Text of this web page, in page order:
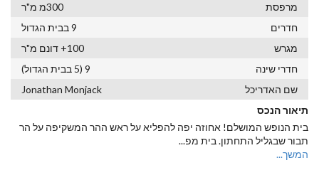
מרפסת
300מ מ"ר
חדרים
9 בבית הגדול
מגרש
100+ דונם מ"ר
חדרי שינה
9 (5 בבית הגדול)
שם האדריכל
Jonathan Monjack
תיאור הנכס
בית הנופש המושלם! אחוזה יפה להפליא על ראש ההר המשקיפה על הר
תבור שבגליל התחתון. בית מפ...
המשך...